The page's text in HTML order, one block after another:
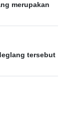
merupakan
tersebut